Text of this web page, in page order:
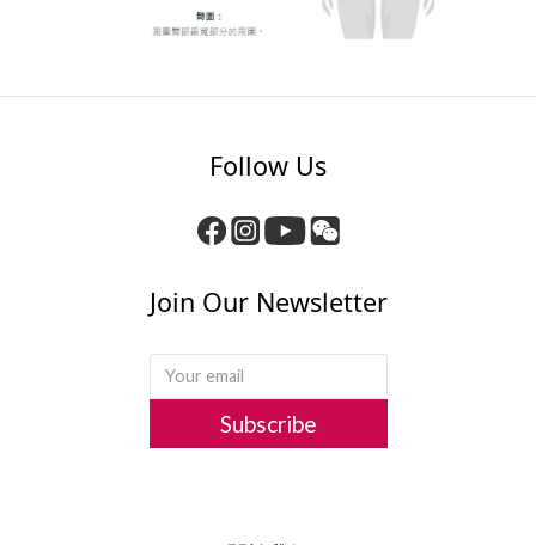
Follow Us
Join Our Newsletter
Subscribe